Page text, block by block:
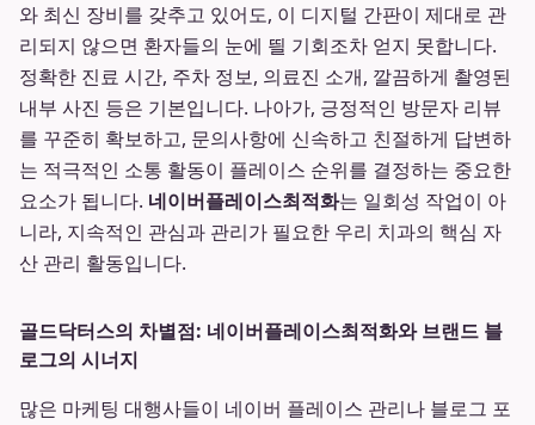
와 최신 장비를 갖추고 있어도, 이 디지털 간판이 제대로 관
리되지 않으면 환자들의 눈에 띌 기회조차 얻지 못합니다.
정확한 진료 시간, 주차 정보, 의료진 소개, 깔끔하게 촬영된
내부 사진 등은 기본입니다. 나아가, 긍정적인 방문자 리뷰
를 꾸준히 확보하고, 문의사항에 신속하고 친절하게 답변하
는 적극적인 소통 활동이 플레이스 순위를 결정하는 중요한
요소가 됩니다. 네이버플레이스최적화는 일회성 작업이 아
니라, 지속적인 관심과 관리가 필요한 우리 치과의 핵심 자
산 관리 활동입니다.
골드닥터스의 차별점: 네이버플레이스최적화와 브랜드 블
로그의 시너지
많은 마케팅 대행사들이 네이버 플레이스 관리나 블로그 포